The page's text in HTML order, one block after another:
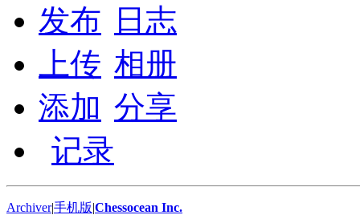
发布
日志
上传 相册
添加 分享
记录
Archiver|手机版|Chessocean Inc.